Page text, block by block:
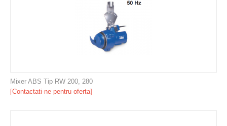
Mixer ABS Tip RW 200, 280
[Contactati-ne pentru oferta]